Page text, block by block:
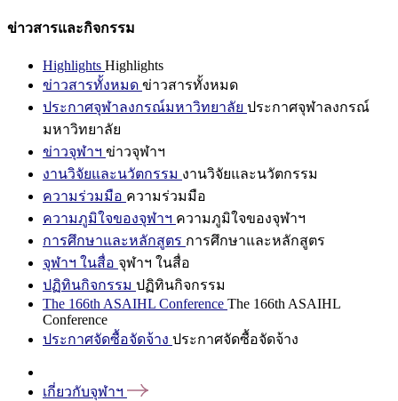
ข่าวสารและกิจกรรม
Highlights Highlights
ข่าวสารทั้งหมด ข่าวสารทั้งหมด
ประกาศจุฬาลงกรณ์มหาวิทยาลัย ประกาศจุฬาลงกรณ์
มหาวิทยาลัย
ข่าวจุฬาฯ ข่าวจุฬาฯ
งานวิจัยและนวัตกรรม งานวิจัยและนวัตกรรม
ความร่วมมือ ความร่วมมือ
ความภูมิใจของจุฬาฯ ความภูมิใจของจุฬาฯ
การศึกษาและหลักสูตร การศึกษาและหลักสูตร
จุฬาฯ ในสื่อ จุฬาฯ ในสื่อ
ปฏิทินกิจกรรม ปฏิทินกิจกรรม
The 166th ASAIHL Conference The 166th ASAIHL
Conference
ประกาศจัดซื้อจัดจ้าง ประกาศจัดซื้อจัดจ้าง
เกี่ยวกับจุฬาฯ